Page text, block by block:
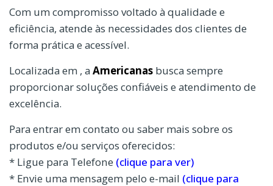
Com um compromisso voltado à qualidade e
eficiência, atende às necessidades dos clientes de
forma prática e acessível.
Localizada em , a Americanas busca sempre
proporcionar soluções confiáveis e atendimento de
excelência.
Para entrar em contato ou saber mais sobre os
produtos e/ou serviços oferecidos:
* Ligue para Telefone (clique para ver)
* Envie uma mensagem pelo e-mail (clique para